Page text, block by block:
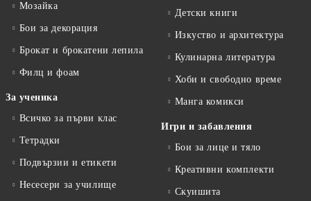
Мозайка
Бои за декорация
Брокат и брокатени лепила
Филц и фоам
За ученика
Всичко за първи клас
Тетрадки
Подвързии и етикети
Несесери за училище
Детски книги
Изкуство и архитектура
Кулинарна литература
Хоби и свободно време
Манга комикси
Игри и забавления
Бои за лице и тяло
Креативни комплекти
Скуишита